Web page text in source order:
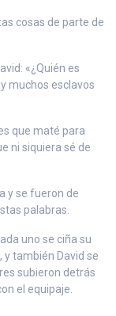
cosas de parte de
«¿Quién es
muchos esclavos
que maté para
ni siquiera sé de
y se fueron de
palabras.
uno se ciña su
y también David se
subieron detrás
el equipaje.